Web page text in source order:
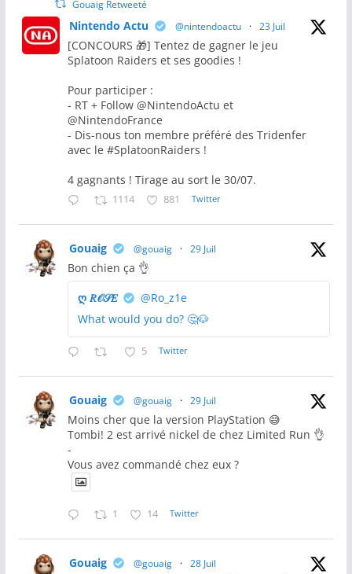
Gouaig Retweeté
Nintendo Actu @nintendoactu · 23 Juil
[CONCOURS 🎁] Tentez de gagner le jeu
Splatoon Raiders et ses goodies !
Pour participer :
- RT + Follow @NintendoActu et
@NintendoFrance
- Dis-nous ton membre préféré des Tridenfer
avec le #SplatoonRaiders !
4 gagnants ! Tirage au sort le 30/07.
1114 881 Twitter
Gouaig @gouaig · 29 Juil
Bon chien ça 👌
ღ 𝑅𝒪𝒮𝐸
@Ro_z1e
What would you do? 🤔🐶
5 Twitter
Gouaig @gouaig · 29 Juil
Moins cher que la version PlayStation 😅
Tombi! 2 est arrivé nickel de chez Limited Run 👌
-
Vous avez commandé chez eux ?
1 14 Twitter
Gouaig @gouaig · 28 Juil